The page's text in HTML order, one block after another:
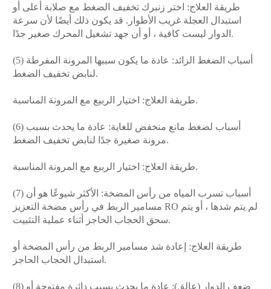
طريقة العلاج: اختر زنبرك تخفيف الضغط مع صلابة أعلى أو
استبدال العجلة غريب الأطوار. قد يكون ذلك أيضًا لأن سرعة
الدوار ليست كافية ، أو أن جهد تشغيل المحرك صغير جدًا.
(5) أسباب الضغط الزائد: عادة ما يكون سببها المرونة المفرطة
لنابض تخفيف الضغط.
طريقة العلاج: اختيار الربيع مع المرونة المناسبة.
(6) أسباب لضغط مانع منخفض للغاية: عادة ما يحدث بسبب
مرونة صغيرة جدًا لنابض تخفيف الضغط.
طريقة العلاج: اختيار الربيع مع المرونة المناسبة.
(7) أسباب تسرب المياه من رأس المضخة: الأكثر شيوعًا هو أن
مسامير الربط في رأس مضخة التعزيز RO لم يتم شدها ، أو يتم
سحق الحجاب الحاجز أثناء عملية التثبيت.
طريقة العلاج: إعادة شد مسامير الربط من رأس المضخة أو
استبدال الحجاب الحاجز.
(8) ضعف الدوار (عالق): عادة ما يحدث بسبب دائرة مفتوحة أو